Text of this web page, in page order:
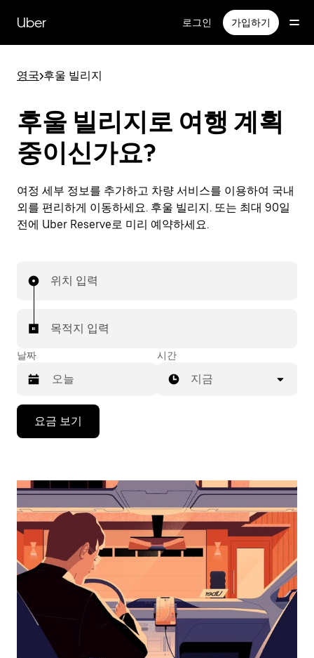
Uber 로그인 가입하기
영국>후울 빌리지
후울 빌리지로 여행 계획
중이신가요?
여정 세부 정보를 추가하고 차량 서비스를 이용하여 국내
외를 편리하게 이동하세요. 후울 빌리지. 또는 최대 90일
전에 Uber Reserve로 미리 예약하세요.
위치 입력
목적지 입력
날짜
작
면
아
래
화
살
표
시간
지금
요금 보기